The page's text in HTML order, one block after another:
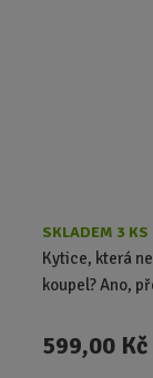
SKLADEM 3 KS
Kytice, která
koupel? Ano,
599,00 Kč